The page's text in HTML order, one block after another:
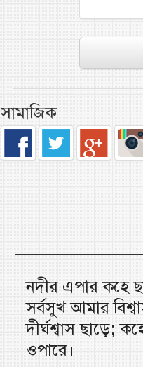
সামাজিক
নদীর এপার কহে
সর্বসুখ আমার
দীর্ঘশ্বাস ছাড়ে;
ওপারে।